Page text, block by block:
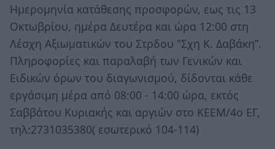
Ημερομηνία κατάθεσης προσφορών, εως τις 13
Οκτωβρίου, ημέρα Δευτέρα και ώρα 12:00 στη
Λέσχη Αξιωματικών του Στρδου "Σχη Κ. Δαβάκη”.
Πληροφορίες και παραλαβή των Γενικών και
Ειδικών όρων του διαγωνισμού, δίδονται κάθε
εργάσιμη μέρα από 08:00 - 14:00 ώρα, εκτός
Σαββάτου Κυριακής και αργιών στο ΚΕΕΜ/4ο ΕΓ,
τηλ:2731035380( εσωτερικό 104-114)